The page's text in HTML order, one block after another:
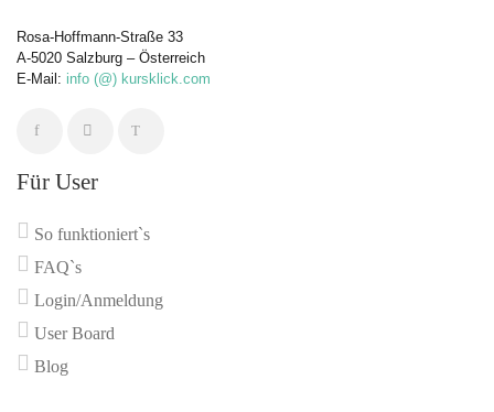
Rosa-Hoffmann-Straße 33
A-5020 Salzburg – Österreich
E-Mail: info (@) kursklick.com
Für User
So funktioniert`s
FAQ`s
Login/Anmeldung
User Board
Blog